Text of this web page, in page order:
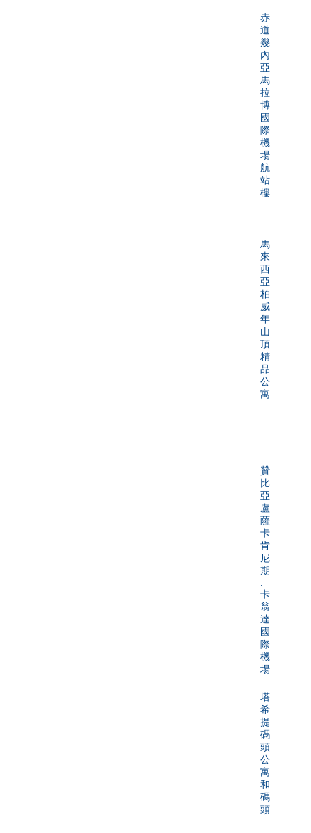
赤
道
幾
內
亞
馬
拉
博
國
際
機
場
航
站
樓
馬
來
西
亞
柏
威
年
山
頂
精
品
公
寓
贊
比
亞
盧
薩
卡
肯
尼
期
.
卡
翁
達
國
際
機
場
塔
希
提
碼
頭
公
寓
和
碼
頭